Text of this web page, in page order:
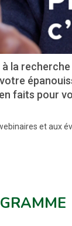
la
faits pour
et aux